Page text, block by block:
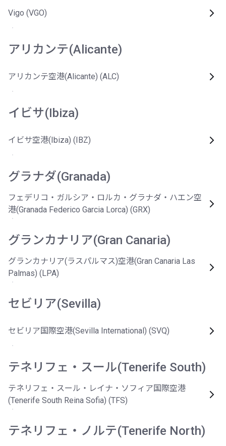
Vigo (VGO)
アリカンテ(Alicante)
アリカンテ空港(Alicante) (ALC)
イビサ(Ibiza)
イビサ空港(Ibiza) (IBZ)
グラナダ(Granada)
フェデリコ・ガルシア・ロルカ・グラナダ・ハエン空
港(Granada Federico Garcia Lorca) (GRX)
グランカナリア(Gran Canaria)
グランカナリア(ラスパルマス)空港(Gran Canaria Las
Palmas) (LPA)
セビリア(Sevilla)
セビリア国際空港(Sevilla International) (SVQ)
テネリフェ・スール(Tenerife South)
テネリフェ・スール・レイナ・ソフィア国際空港
(Tenerife South Reina Sofia) (TFS)
テネリフェ・ノルテ(Tenerife North)